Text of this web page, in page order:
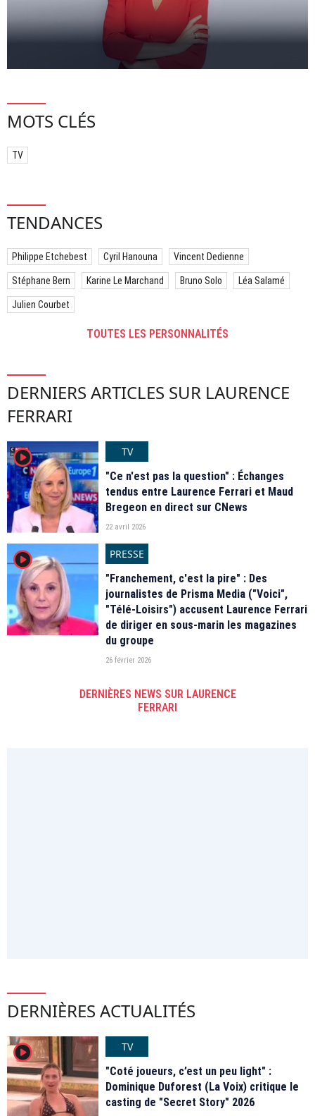
MOTS CLÉS
TV
TENDANCES
Philippe Etchebest Cyril Hanouna Vincent Dedienne
Stéphane Bern Karine Le Marchand Bruno Solo Léa Salamé
Julien Courbet
TOUTES LES PERSONNALITÉS
DERNIERS ARTICLES SUR LAURENCE
FERRARI
player2
TV
"Ce n'est pas la question" : Échanges
tendus entre Laurence Ferrari et Maud
Bregeon en direct sur CNews
22 avril 2026
player2
PRESSE
"Franchement, c'est la pire" : Des
journalistes de Prisma Media ("Voici",
"Télé-Loisirs") accusent Laurence Ferrari
de diriger en sous-marin les magazines
du groupe
26 février 2026
DERNIÈRES NEWS SUR LAURENCE
FERRARI
DERNIÈRES ACTUALITÉS
player2
TV
"Coté joueurs, c’est un peu light" :
Dominique Duforest (La Voix) critique le
casting de "Secret Story" 2026